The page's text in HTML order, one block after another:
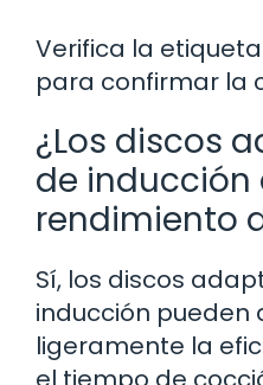
Verifica la
para confirmar la
¿Los discos
de inducción
rendimiento
Sí, los discos
inducción pueden
ligeramente la